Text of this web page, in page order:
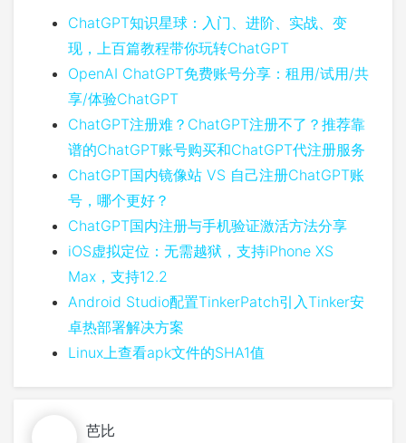
ChatGPT知识星球：入门、进阶、实战、变
现，上百篇教程带你玩转ChatGPT
OpenAI ChatGPT免费账号分享：租用/试用/共
享/体验ChatGPT
ChatGPT注册难？ChatGPT注册不了？推荐靠
谱的ChatGPT账号购买和ChatGPT代注册服务
ChatGPT国内镜像站 VS 自己注册ChatGPT账
号，哪个更好？
ChatGPT国内注册与手机验证激活方法分享
iOS虚拟定位：无需越狱，支持iPhone XS
Max，支持12.2
Android Studio配置TinkerPatch引入Tinker安
卓热部署解决方案
Linux上查看apk文件的SHA1值
芭比